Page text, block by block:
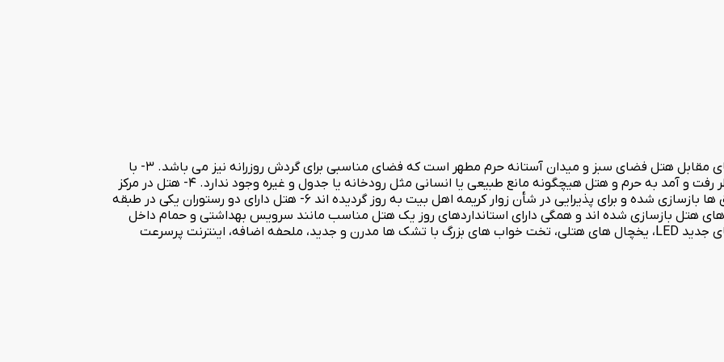
1- نزدیک ترین هتل در قم به حرم مطهر حضرت معصومه است. 2- نمای مقابل هتل فضای سبز و میدان آستانه حرم مطهر است که فضای مناسبی برای گردش روزرانه نیز می باشد. 3- با
توجه به اینکه هتل آریا در محدوده حرم مطهر قرار دارد، بنابراین از نظر رفت و آمد به حرم و هتل هیچگونه مانع طبیعی یا انسانی مثل رودخانه یا جدول و غیره وجود ندارد. 4- هتل در مرکز
مهمترین بازارهای قم (بازارهای سنتی، مدرن و عربی)قرار دارد. 5- اتاق ها بازسازی شده و برای پذیرایی در شأن زوار کریمه اهل بیت به روز گردیده اند 6- هتل دارای دو رستوران یکی در طبقه
در زیر زمین هر کدام با ظرفیت 100 نفر است. 7- اتاق های هتل بازسازی شده اند و همگی دارای استانداردهای روز یک هتل مناسب مانند سرویس بهداشتی و حمام داخل
اتاق ها ،کولرهای گازی مستقل، سیستم گرمایش شوفاژ ،تلویزیون های جدید LED، یخچال های هتلی، تخت خواب های بزرگ با تشک ها مدرن و جدید، ملحفه اضافه، اینترنت پرسرعت